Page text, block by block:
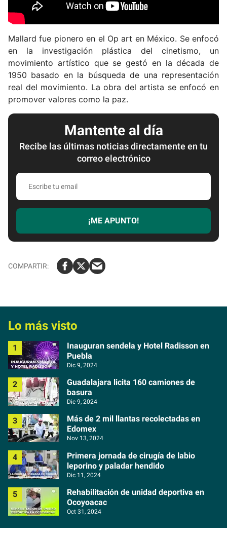
Mallard fue pionero en el Op art en México. Se enfocó
en la investigación plástica del cinetismo, un
movimiento artístico que se gestó en la década de
1950 basado en la búsqueda de una representación
real del movimiento. La obra del artista se enfocó en
promover valores como la paz.
Mantente al día
Recibe las últimas noticias directamente en tu
correo electrónico
E
c
r
t
i
¡ME APUNTO!
Lo más visto
Inauguran sendela y Hotel Radisson en
Puebla
Dic 9, 2024
Guadalajara licita 160 camiones de
basura
Dic 9, 2024
Más de 2 mil llantas recolectadas en
Edomex
Nov 13, 2024
Primera jornada de cirugía de labio
leporino y paladar hendido
Dic 11, 2024
Rehabilitación de unidad deportiva en
Ocoyoacac
Oct 31, 2024